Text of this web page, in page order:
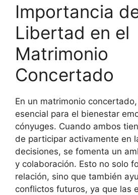
Importancia
Libertad en el
Matrimonio
Concertado
En un matrimonio
esencial para el bienestar
cónyuges. Cuando ambos
de participar activamente en
decisiones, se fomenta un
y colaboración. Esto no solo
relación, sino que también
conflictos futuros, ya que las